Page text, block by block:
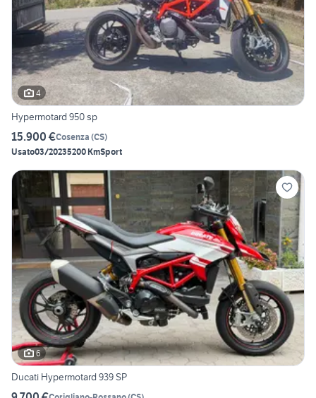
4
Hypermotard 950 sp
15.900 €Cosenza (CS)
Usato03/20235200 KmSport
6
Ducati Hypermotard 939 SP